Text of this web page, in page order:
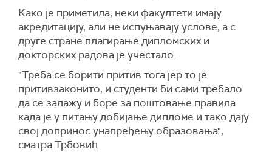
Како је приметила, неки факултети имају
акредитацију, али не испуњавају услове, а с
друге стране плагирање дипломских и
докторских радова је учестало.
"Треба се борити притив тога јер то је
притивзаконито, и студенти би сами требало
да се залажу и боре за поштовање правила
када је у питању добијање дипломе и тако дају
свој допринос унапређењу образовања",
сматра Трбовић.